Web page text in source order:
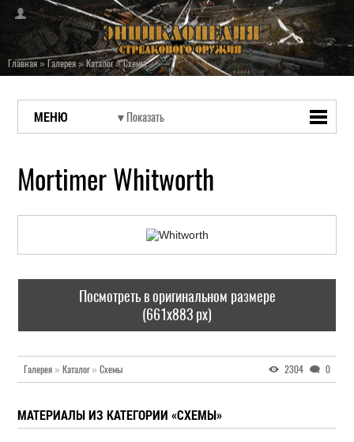
Главная»Галерея»Каталог»Схемы
МЕНЮ
Mortimer Whitworth
Посмотреть в оригинальном размере
(661x883 px)
Галерея » Каталог» Схемы 2304 0
МАТЕРИАЛЫ ИЗ КАТЕГОРИИ «СХЕМЫ»